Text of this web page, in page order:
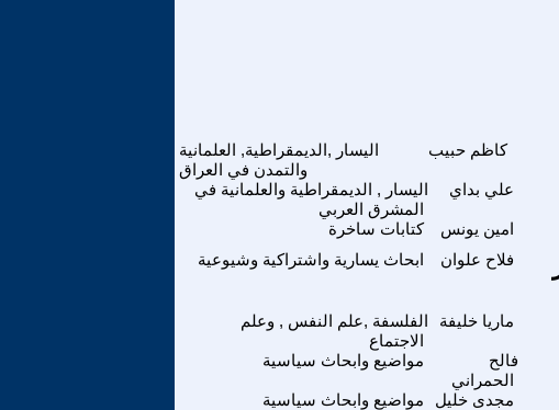
اليسار ,الديمقراطية, العلمانية
والتمدن في العراق
كاظم حبيب
اليسار , الديمقراطية والعلمانية في
المشرق العربي
علي بداي
كتابات ساخرة امين يونس
ابحاث يسارية واشتراكية وشيوعية
فلاح علوان
الفلسفة ,علم النفس , وعلم
الاجتماع
ماريا خليفة
مواضيع وابحاث سياسية
فالح
الحمراني
مواضيع وابحاث سياسية مجدى خليل